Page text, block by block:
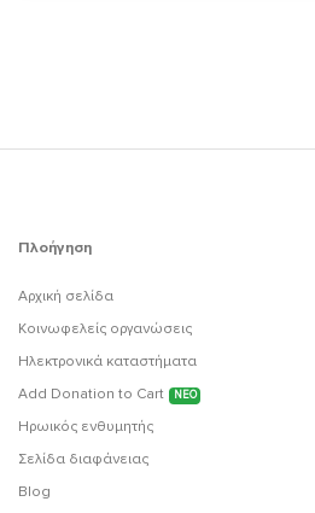
Πλοήγηση
Αρχική σελίδα
Κοινωφελείς οργανώσεις
Ηλεκτρονικά καταστήματα
Add Donation to Cart
ΝΕΟ
Ηρωικός ενθυμητής
Σελίδα διαφάνειας
Blog